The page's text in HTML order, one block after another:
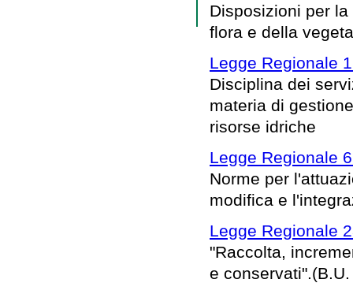
Disposizioni per
flora e della
Legge Regionale
Disciplina dei
materia di
risorse idriche
Legge Regionale
Norme per
modifica e
Legge Regionale
"Raccolta,
e